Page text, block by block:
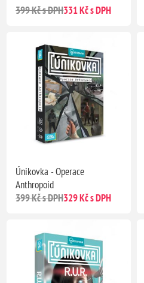
399 Kč s DPH331 Kč s DPH
Únikovka - Operace
Anthropoid
399 Kč s DPH329 Kč s DPH